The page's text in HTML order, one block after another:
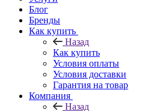
Блог
Бренды
Как купить
Назад
Как купить
Условия оплаты
Условия доставки
Гарантия на товар
Компания
Назад